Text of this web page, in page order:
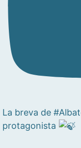
La breva de
protagonista